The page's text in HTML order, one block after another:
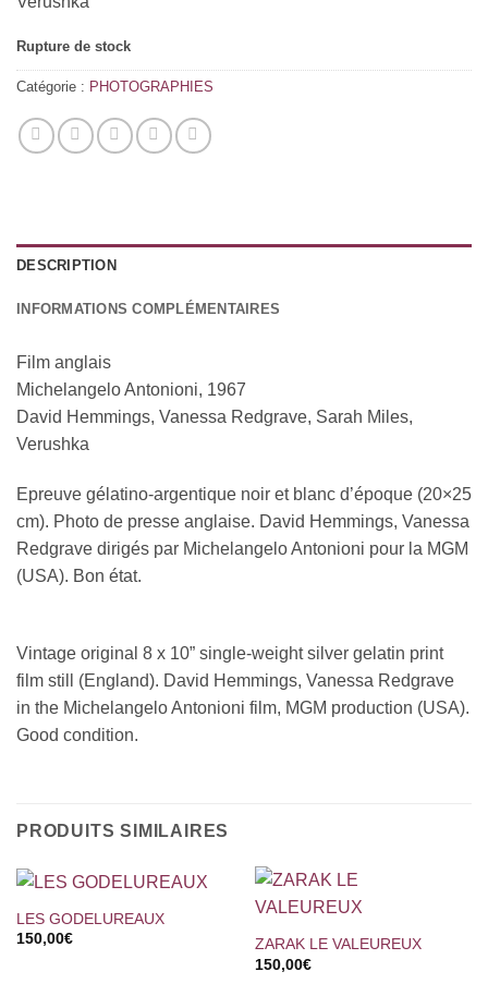
Rupture de stock
Catégorie : PHOTOGRAPHIES
DESCRIPTION
INFORMATIONS COMPLÉMENTAIRES
Film anglais
Michelangelo Antonioni, 1967
David Hemmings, Vanessa Redgrave, Sarah Miles,
Verushka
Epreuve gélatino-argentique noir et blanc d’époque (20×25
cm). Photo de presse anglaise. David Hemmings, Vanessa
Redgrave dirigés par Michelangelo Antonioni pour la MGM
(USA). Bon état.
Vintage original 8 x 10” single-weight silver gelatin print
film still (England). David Hemmings, Vanessa Redgrave
in the Michelangelo Antonioni film, MGM production (USA).
Good condition.
PRODUITS SIMILAIRES
LES GODELUREAUX
150,00€
ZARAK LE VALEUREUX
150,00€